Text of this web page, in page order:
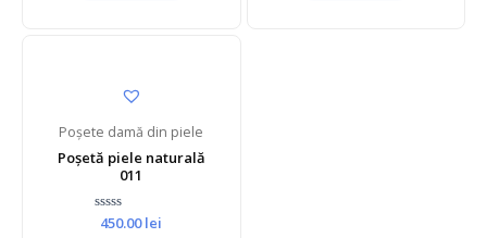
Poșete damă din piele
Poșetă piele naturală
011
Rated
450.00lei